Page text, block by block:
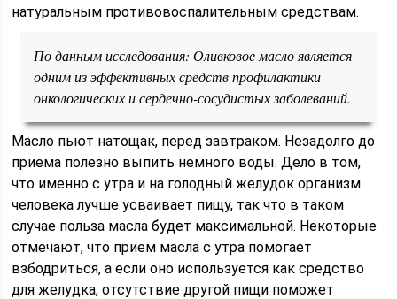
натуральным противовоспалительным средствам.
По данным исследования: Оливковое масло является
одним из эффективных средств профилактики
онкологических и сердечно-сосудистых заболеваний.
Масло пьют натощак, перед завтраком. Незадолго до
приема полезно выпить немного воды. Дело в том,
что именно с утра и на голодный желудок организм
человека лучше усваивает пищу, так что в таком
случае польза масла будет максимальной. Некоторые
отмечают, что прием масла с утра помогает
взбодриться, а если оно используется как средство
для желудка, отсутствие другой пищи поможет